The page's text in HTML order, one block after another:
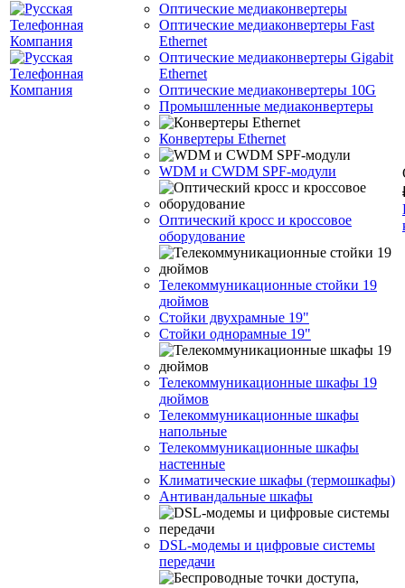
Оптические медиаконвертеры
Оптические медиаконвертеры Fast
Ethernet
Оптические медиаконвертеры Gigabit
Ethernet
Оптические медиаконвертеры 10G
Промышленные медиаконвертеры
Конвертеры Ethernet
WDM и CWDM SPF-модули
Оптический кросс и кроссовое
оборудование
Телекоммуникационные стойки 19
дюймов
Стойки двухрамные 19"
Стойки однорамные 19"
Телекоммуникационные шкафы 19
дюймов
Телекоммуникационные шкафы
напольные
Телекоммуникационные шкафы
настенные
Климатические шкафы (термошкафы)
Антивандальные шкафы
DSL-модемы и цифровые системы
передачи